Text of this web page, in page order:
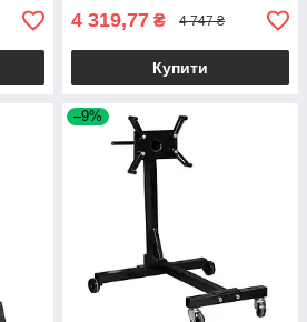
4 319,77 ₴ 4 747 ₴
Купити
–9%